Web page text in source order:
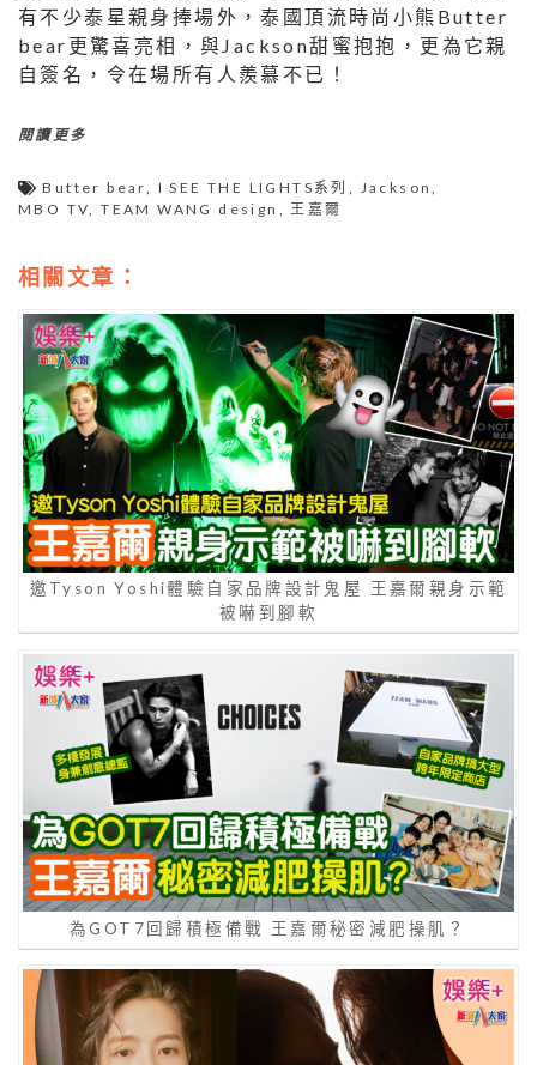
有不少泰星親身捧場外，泰國頂流時尚小熊Butter
bear更驚喜亮相，與Jackson甜蜜抱抱，更為它親
自簽名，令在場所有人羨慕不已！
閱讀更多
Butter bear I SEE THE LIGHTS系列 Jackson
MBO TV ,TEAM WANG design 王嘉爾
相關文章：
邀Tyson Yoshi體驗自家品牌設計鬼屋 王嘉爾親身示範
被嚇到腳軟
為GOT7回歸積極備戰 王嘉爾秘密減肥操肌？